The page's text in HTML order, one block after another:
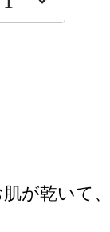
が乾いて